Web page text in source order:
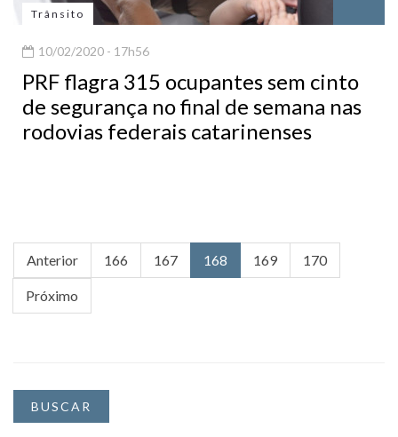
Trânsito
10/02/2020 - 17h56
PRF flagra 315 ocupantes sem cinto
de segurança no final de semana nas
rodovias federais catarinenses
Anterior 166 167 168 169 170
Próximo
BUSCAR